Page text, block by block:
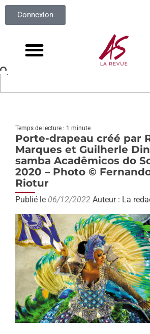
Connexion
Temps de lecture : 1 minute
Porte-drapeau créé par
Marques et Guilherle
samba Acadêmicos do
2020 – Photo ©
Riotur
Publié le 06/12/2022 Auteur : La